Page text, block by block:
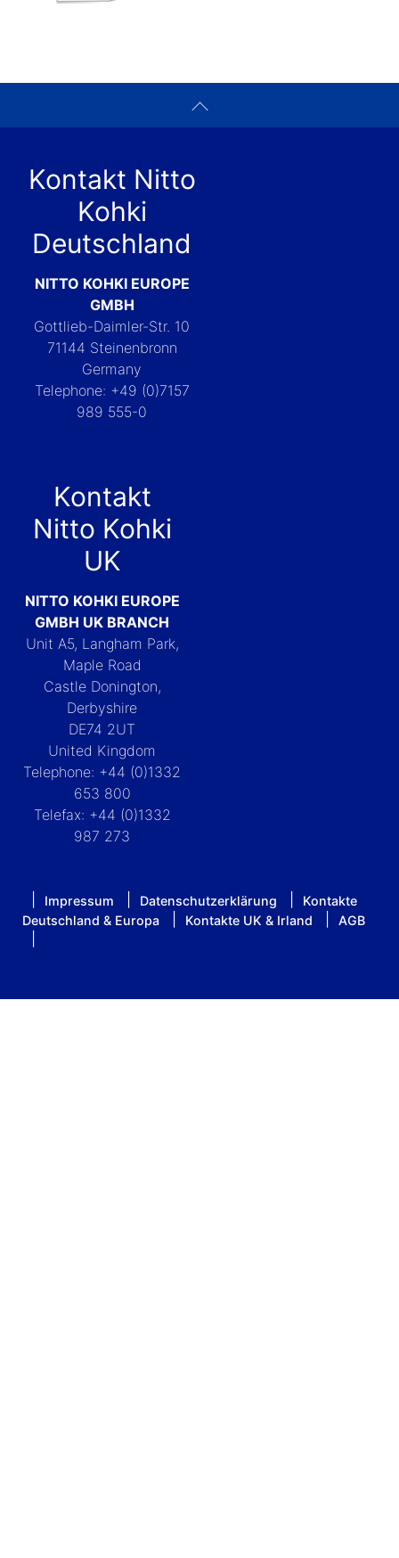
Kontakt Nitto
Kohki
Deutschland
NITTO KOHKI EUROPE
GMBH
Gottlieb-Daimler-Str. 10
71144 Steinenbronn
Germany
Telephone: +49 (0)7157
989 555-0
Kontakt
Nitto Kohki
UK
NITTO KOHKI EUROPE
GMBH UK BRANCH
Unit A5, Langham Park,
Maple Road
Castle Donington,
Derbyshire
DE74 2UT
United Kingdom
Telephone: +44 (0)1332
653 800
Telefax: +44 (0)1332
987 273
Impressum Datenschutzerklärung
Kontakte
Deutschland & Europa
Kontakte UK & Irland AGB